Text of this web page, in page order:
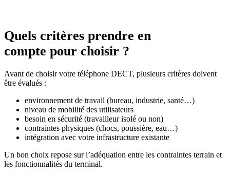
Quels critères prendre en
compte pour choisir ?
Avant de choisir votre téléphone DECT, plusieurs critères doivent
être évalués :
environnement de travail (bureau, industrie, santé…)
niveau de mobilité des utilisateurs
besoin en sécurité (travailleur isolé ou non)
contraintes physiques (chocs, poussière, eau…)
intégration avec votre infrastructure existante
Un bon choix repose sur l’adéquation entre les contraintes terrain et
les fonctionnalités du terminal.